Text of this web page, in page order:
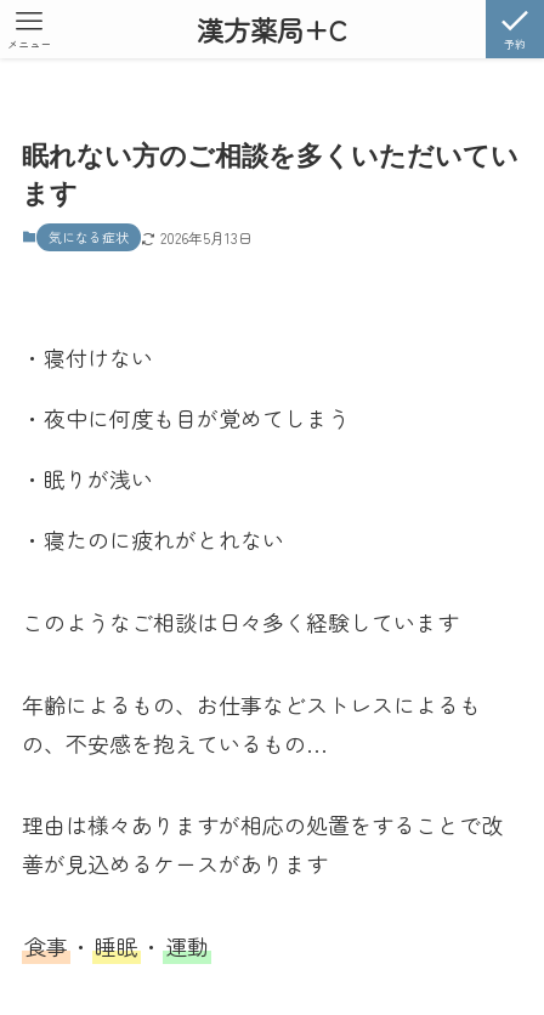
漢方薬局+C 予約
メニュー
眠れない方のご相談を多くいただいてい
ます
気になる症状 2026年5月13日
・寝付けない
・夜中に何度も目が覚めてしまう
・眠りが浅い
・寝たのに疲れがとれない
このようなご相談は日々多く経験しています
年齢によるもの、お仕事などストレスによるも
の、不安感を抱えているもの…
理由は様々ありますが相応の処置をすることで改
善が見込めるケースがあります
食事・ 睡眠・ 運動